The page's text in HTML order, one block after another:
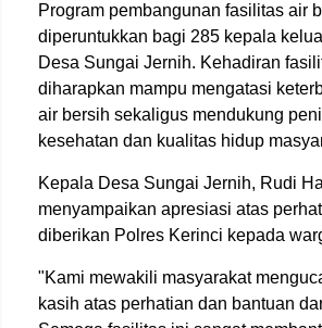
Program pembangunan fasilitas air
diperuntukkan bagi 285 kepala
Desa Sungai Jernih. Kehadiran
diharapkan mampu mengatasi
air bersih sekaligus mendukung
kesehatan dan kualitas hidup
Kepala Desa Sungai Jernih, Rudi
menyampaikan apresiasi atas
diberikan Polres Kerinci kepada
"Kami mewakili masyarakat
kasih atas perhatian dan bantuan